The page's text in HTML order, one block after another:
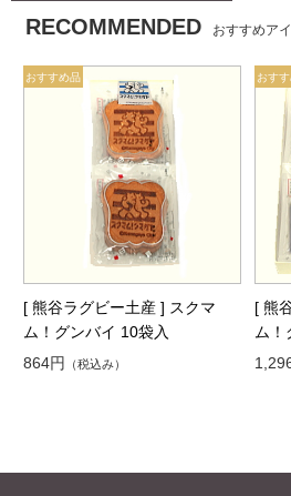
RECOMMENDED おすすめア
[ 熊谷ラグビー土産 ] スクマ
ム！グンバイ 10袋入
864円
（税込み）
[ 熊
ム！